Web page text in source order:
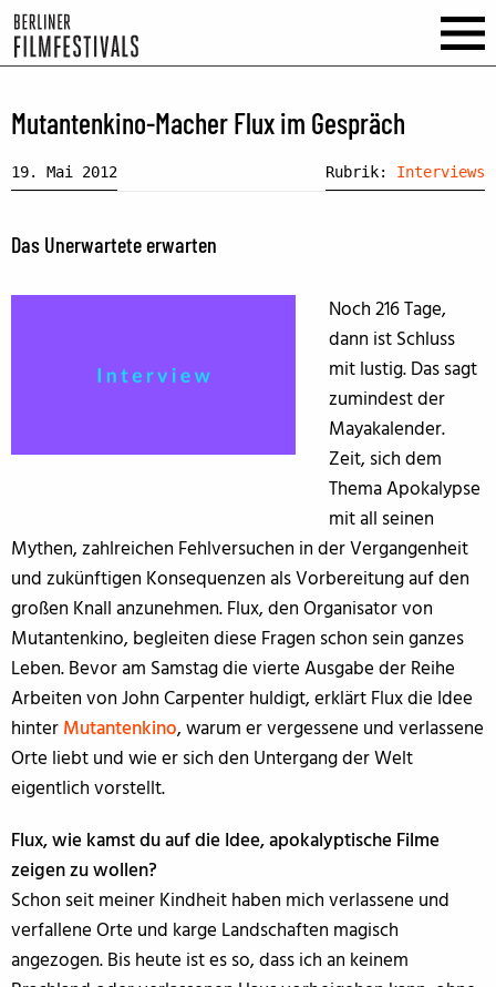
Mutantenkino-Macher Flux im Gespräch
19. Mai 2012 Rubrik: Interviews
Das Unerwartete erwarten
Noch 216 Tage,
dann ist Schluss
mit lustig. Das sagt
zumindest der
Mayakalender.
Zeit, sich dem
Thema Apokalypse
mit all seinen
Mythen, zahlreichen Fehlversuchen in der Vergangenheit
und zukünftigen Konsequenzen als Vorbereitung auf den
großen Knall anzunehmen. Flux, den Organisator von
Mutantenkino, begleiten diese Fragen schon sein ganzes
Leben. Bevor am Samstag die vierte Ausgabe der Reihe
Arbeiten von John Carpenter huldigt, erklärt Flux die Idee
hinterMutantenkino, warum er vergessene und verlassene
Orte liebt und wie er sich den Untergang der Welt
eigentlich vorstellt.
Flux, wie kamst du auf die Idee, apokalyptische Filme
zeigen zu wollen?
Schon seit meiner Kindheit haben mich verlassene und
verfallene Orte und karge Landschaften magisch
angezogen. Bis heute ist es so, dass ich an keinem